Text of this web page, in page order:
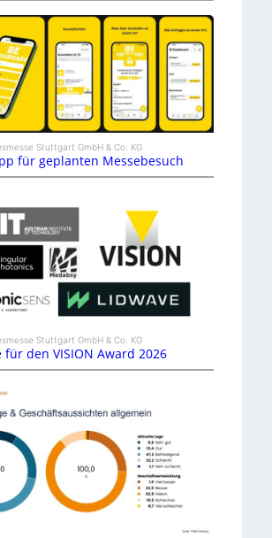
Stuttgart GmbH & Co. KG
für geplanten Messebesuch
Stuttgart GmbH & Co. KG
den VISION Award 2026